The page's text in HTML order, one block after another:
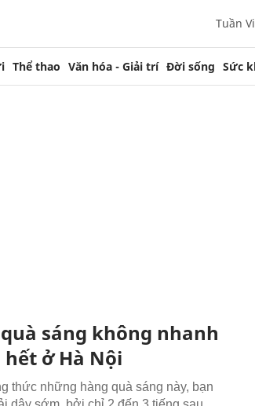
Tuần
Thể thao Văn hóa - Giải trí Đời sống Sức
sáng không nhanh
ở Hà Nội
thức những hàng quà sáng này, bạn